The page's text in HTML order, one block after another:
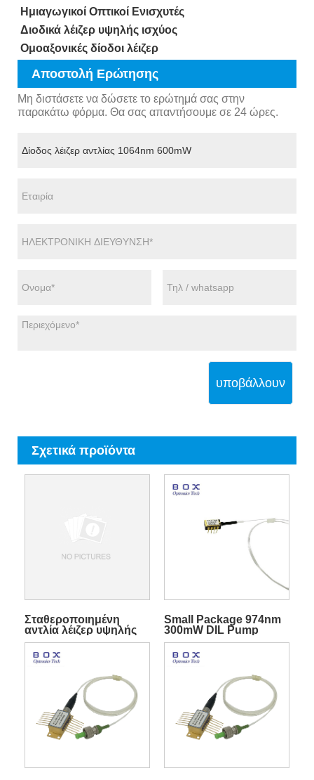
Ημιαγωγικοί Οπτικοί Ενισχυτές
Διοδικά λέιζερ υψηλής ισχύος
Ομοαξονικές δίοδοι λέιζερ
Αποστολή Ερώτησης
Μη διστάσετε να δώσετε το ερώτημά σας στην
παρακάτω φόρμα. Θα σας απαντήσουμε σε 24 ώρες.
υποβάλλουν
Σχετικά προϊόντα
Σταθεροποιημένη
αντλία λέιζερ υψηλής
ισχύος 976nm SM FBG
600mW για EDFA
Small Package 974nm
300mW DIL Pump
Laser Χωρίς Ψύκτη
TEC